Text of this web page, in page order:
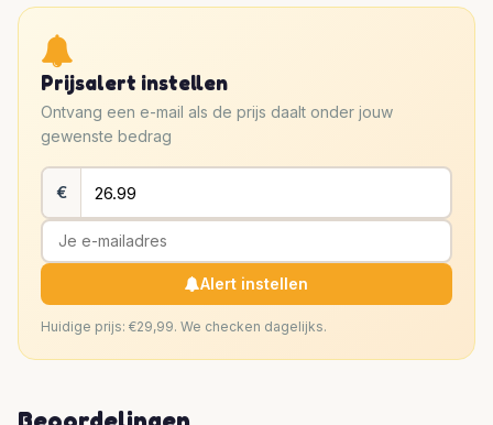
Prijsalert instellen
Ontvang een e-mail als de prijs daalt onder jouw
gewenste bedrag
€
Alert instellen
Huidige prijs: €29,99. We checken dagelijks.